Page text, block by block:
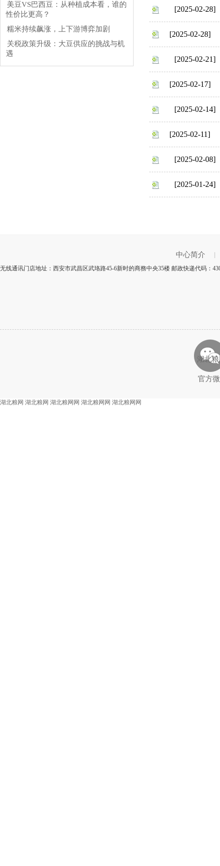
美豆VS巴西豆：从种植成本看，谁的
性价比更高？
糯米持续飙涨，上下游博弈加剧
关税政策升级：大豆供应的挑战与机
遇
[2025-02-28]
[2025-02-28]
[2025-02-21]
[2025-02-17]
[2025-02-14]
[2025-02-11]
[2025-02-08]
[2025-01-24]
中心简介
无线通讯门店地址：西安市武昌区武珞路45-6新时的商務中央35楼 邮政快递代码：
湖北
官方
湖北粮网 湖北粮网 湖北粮网网 湖北粮网网 湖北粮网网